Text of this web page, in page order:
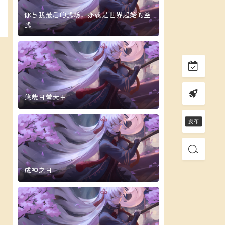
你与我最后的战场，亦或是世界起始的圣
战
悠哉日常大王
成神之日